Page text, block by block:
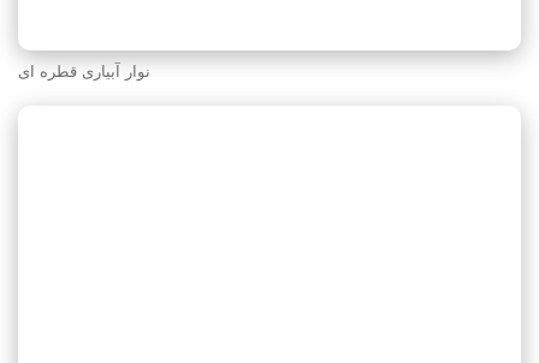
نوار آبیاری قطره ای